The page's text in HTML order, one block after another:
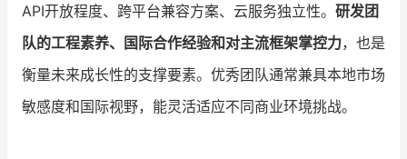
API开放程度、跨平台兼容方案、云服务独立性。 研发团
队的工程素养、国际合作经验和对主流框架掌控力，也是
衡量未来成长性的支撑要素。优秀团队通常兼具本地市场
敏感度和国际视野，能灵活适应不同商业环境挑战。